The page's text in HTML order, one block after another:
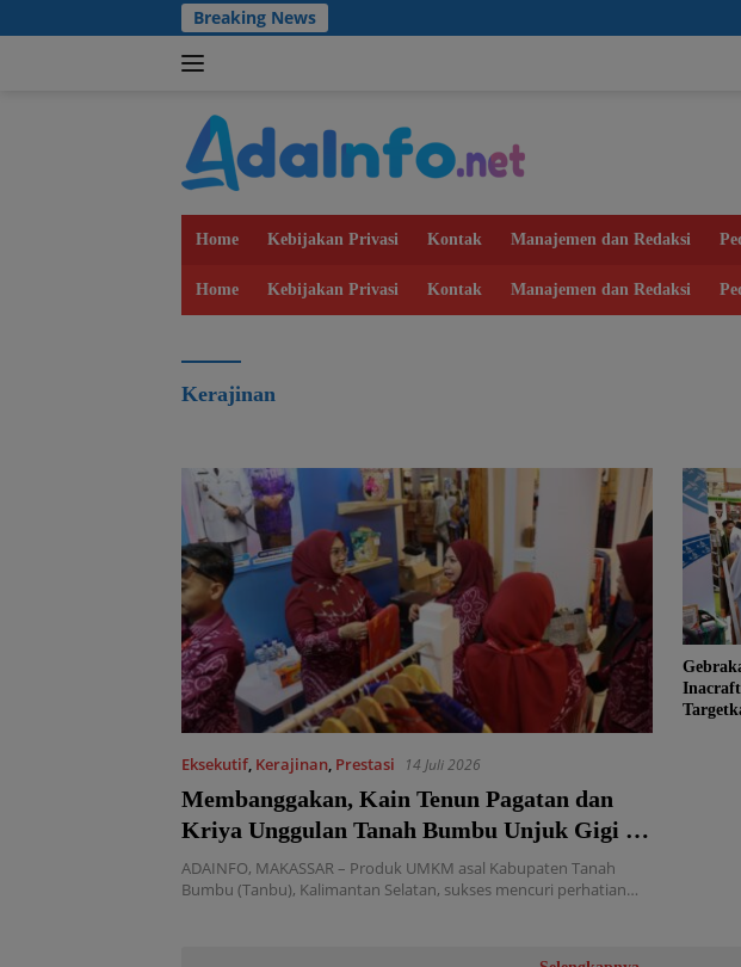
ke
Breaking News
Home Kebijakan Privasi Kontak Manajemen dan Redaksi
Home Kebijakan Privasi Kontak Manajemen dan Redaksi
Kerajinan
Eksekutif, Kerajinan, Prestasi 14 Juli 2026
Membanggakan, Kain Tenun Pagatan dan
Kriya Unggulan Tanah Bumbu Unjuk Gigi di
HUT ke-46 Dekranas
ADAINFO, MAKASSAR – Produk UMKM asal Kabupaten Tanah
Bumbu (Tanbu), Kalimantan Selatan, sukses mencuri perhatian…